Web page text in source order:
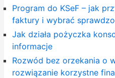
Program do KSeF – jak
faktury i wybrać
Jak działa pożyczka
informacje
Rozwód bez orzekania o
rozwiązanie korzystne